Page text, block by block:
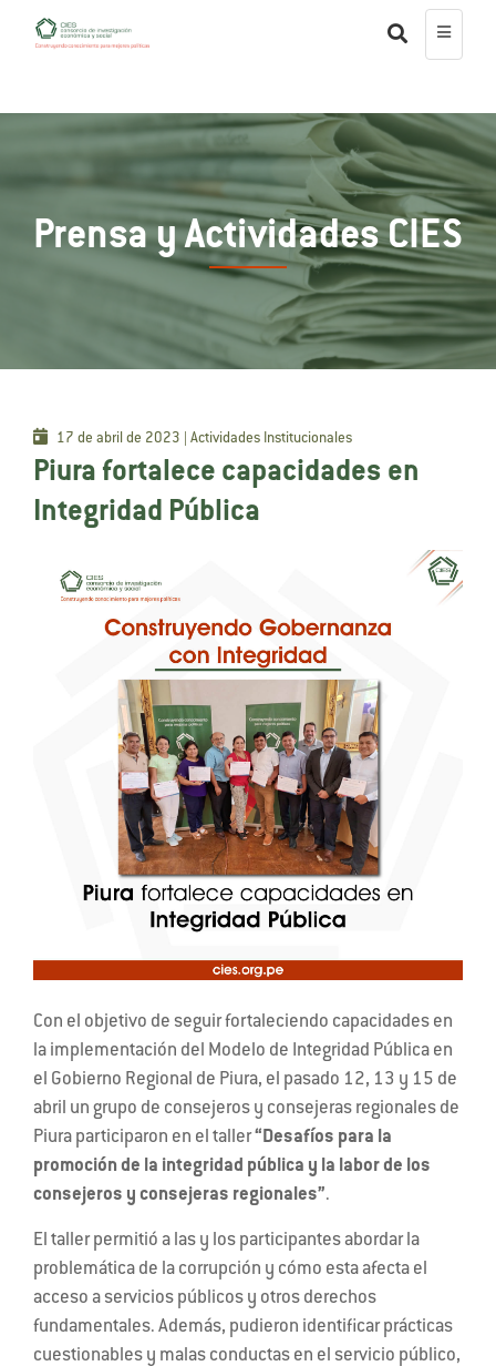
Prensa y Actividades CIES
17 de abril de 2023 | Actividades Institucionales
Piura fortalece capacidades en
Integridad Pública
Con el objetivo de seguir fortaleciendo capacidades en
la implementación del Modelo de Integridad Pública en
el Gobierno Regional de Piura, el pasado 12, 13 y 15 de
abril un grupo de consejeros y consejeras regionales de
Piura participaron en el taller“Desafíos para la
promoción de la integridad pública y la labor de los
consejeros y consejeras regionales”.
El taller permitió a las y los participantes abordar la
problemática de la corrupción y cómo esta afecta el
acceso a servicios públicos y otros derechos
fundamentales. Además, pudieron identificar prácticas
cuestionables y malas conductas en el servicio público,